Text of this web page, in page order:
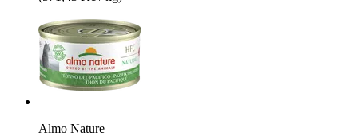
Almo Nature